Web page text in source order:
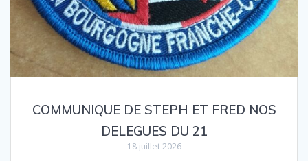
COMMUNIQUE DE STEPH ET FRED NOS
DELEGUES DU 21
18 juillet 2026